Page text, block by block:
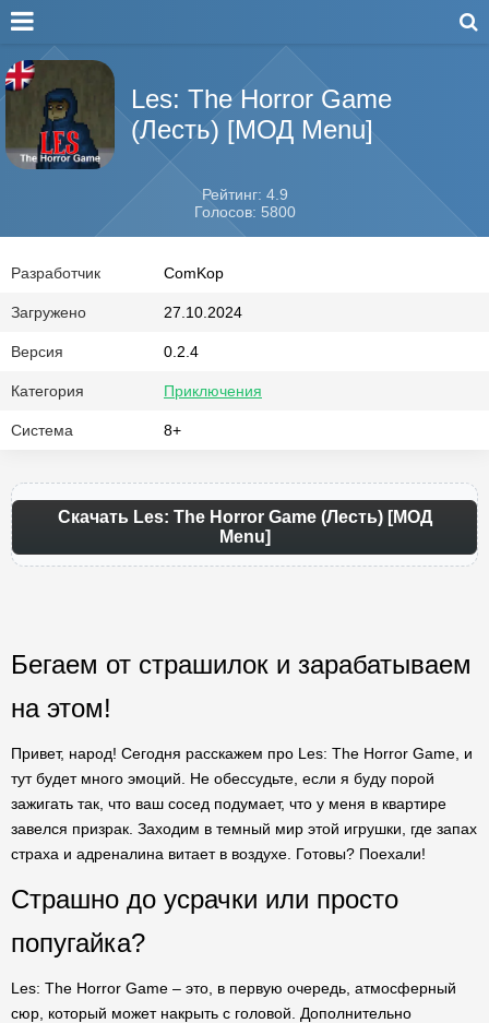
Les: The Horror Game
(Лесть) [МОД Menu]
Рейтинг: 4.9
Голосов: 5800
Разработчик ComKop
Загружено 27.10.2024
Версия 0.2.4
Категория Приключения
Система 8+
Скачать Les: The Horror Game (Лесть) [МОД
Menu]
Бегаем от страшилок и зарабатываем
на этом!
Привет, народ! Сегодня расскажем про Les: The Horror Game, и
тут будет много эмоций. Не обессудьте, если я буду порой
зажигать так, что ваш сосед подумает, что у меня в квартире
завелся призрак. Заходим в темный мир этой игрушки, где запах
страха и адреналина витает в воздухе. Готовы? Поехали!
Страшно до усрачки или просто
попугайка?
Les: The Horror Game – это, в первую очередь, атмосферный
сюр, который может накрыть с головой. Дополнительно